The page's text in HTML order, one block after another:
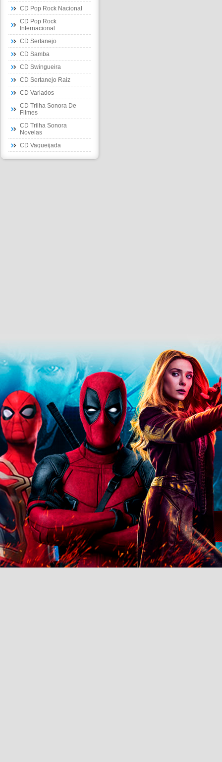
CD Pop Rock Nacional
CD Pop Rock
Internacional
CD Sertanejo
CD Samba
CD Swingueira
CD Sertanejo Raiz
CD Variados
CD Trilha Sonora De
Filmes
CD Trilha Sonora
Novelas
CD Vaqueijada